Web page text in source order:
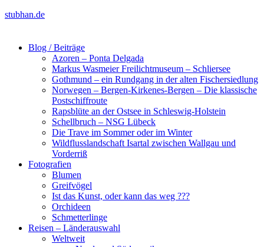
stubhan.de
Blog / Beiträge
Azoren – Ponta Delgada
Markus Wasmeier Freilichtmuseum – Schliersee
Gothmund – ein Rundgang in der alten Fischersiedlung
Norwegen – Bergen-Kirkenes-Bergen – Die klassische
Postschiffroute
Rapsblüte an der Ostsee in Schleswig-Holstein
Schellbruch – NSG Lübeck
Die Trave im Sommer oder im Winter
Wildflusslandschaft Isartal zwischen Wallgau und
Vorderriß
Fotografien
Blumen
Greifvögel
Ist das Kunst, oder kann das weg ???
Orchideen
Schmetterlinge
Reisen – Länderauswahl
Weltweit